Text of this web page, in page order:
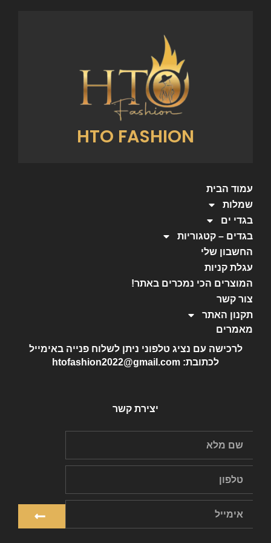
HTO FASHION
עמוד הבית
שמלות
בגדי ים
בגדים – קטגוריות
החשבון שלי
עגלת קניות
המוצרים הכי נמכרים באתר!
צור קשר
תקנון האתר
מאמרים
לרכישה עם נציג טלפוני ניתן לשלוח פנייה באימייל
לכתובת: htofashion2022@gmail.com
יצירת קשר